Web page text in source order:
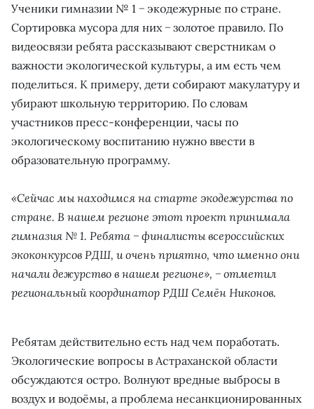
Ученики гимназии № 1 − экодежурные по стране.
Сортировка мусора для них − золотое правило. По
видеосвязи ребята рассказывают сверстникам о
важности экологической культуры, а им есть чем
поделиться. К примеру, дети собирают макулатуру и
убирают школьную территорию. По словам
участников пресс-конференции, часы по
экологическому воспитанию нужно ввести в
образовательную программу.
«Сейчас мы находимся на старте экодежурства по
стране. В нашем регионе этот проект принимала
гимназия № 1. Ребята − финалисты всероссийских
экоконкурсов РДШ, и очень приятно, что именно они
начали дежурство в нашем регионе», − отметил
региональный координатор РДШ Семён Никонов.
Ребятам действительно есть над чем поработать.
Экологические вопросы в Астраханской области
обсуждаются остро. Волнуют вредные выбросы в
воздух и водоёмы, а проблема несанкционированных